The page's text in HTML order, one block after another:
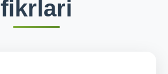
fikrlari